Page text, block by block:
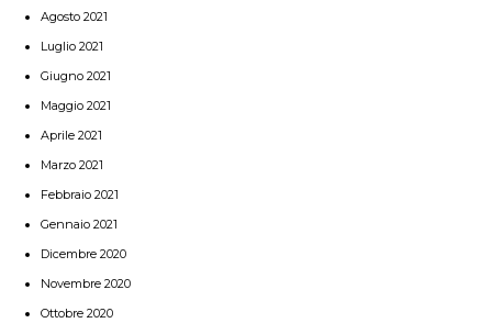
Agosto 2021
Luglio 2021
Giugno 2021
Maggio 2021
Aprile 2021
Marzo 2021
Febbraio 2021
Gennaio 2021
Dicembre 2020
Novembre 2020
Ottobre 2020